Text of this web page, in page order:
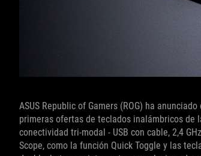
ASUS Republic of Gamers (ROG) ha
primeras ofertas de teclados inalámbricos de
conectividad tri-modal - USB con cable, 2,4
Scope, como la función Quick Toggle y las